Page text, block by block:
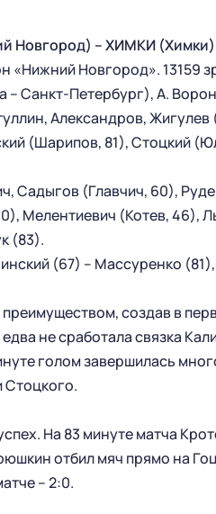
– ХИМКИ (Химки)
«Нижний Новгород». 13159
– Санкт-Петербург), А.
Александров,
(Шарипов, 81), Стоцкий
Садыгов (Главчич, 60),
Мелентиевич (Котев, 46),
(83).
(67) – Массуренко
создав в
не сработала связка
голом завершилась
Стоцкого.
На 83 минуте матча
отбил мяч прямо на
– 2:0.
ГЛАВНАЯ
НОВОСТИ
МАГАЗИН
СТАРЫЙ САЙТ